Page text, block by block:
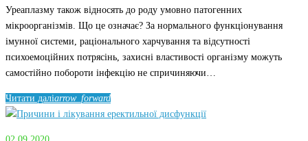
Уреаплазму також відносять до роду умовно патогенних
мікроорганізмів. Що це означає? За нормального функціонування
імунної системи, раціонального харчування та відсутності
психоемоційних потрясінь, захисні властивості організму можуть
самостійно побороти інфекцію не спричиняючи…
Читати даліarrow_forward
02.09.2020